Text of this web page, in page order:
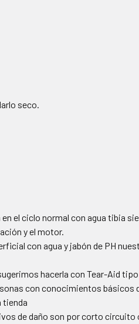
seco.
el ciclo normal con agua tibia
y el motor.
con agua y jabón de PH
hacerla con Tear-Aid
con conocimientos básicos
tienda
de daño son por corto circuito